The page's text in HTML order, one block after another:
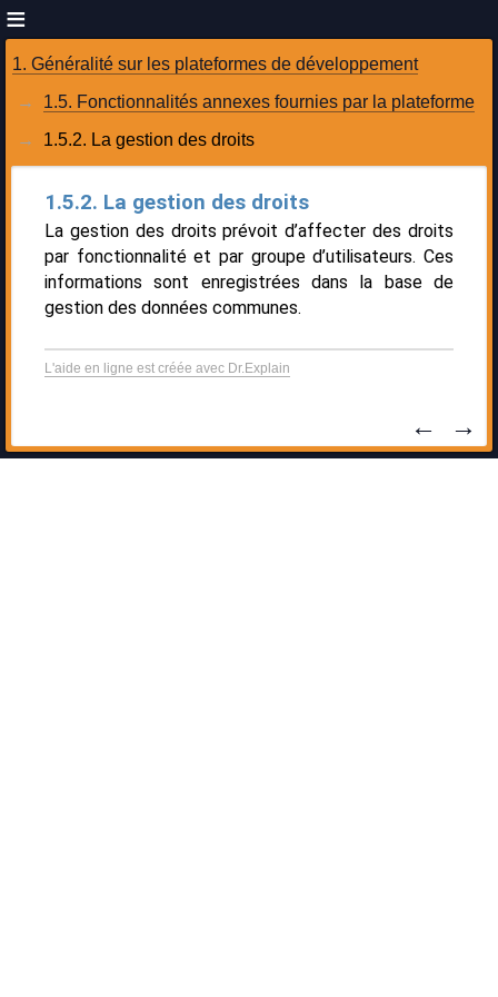
1. Généralité sur les plateformes de développement
1.5. Fonctionnalités annexes fournies par la plateforme
1.5.2. La gestion des droits
1.5.2. La gestion des droits
La gestion des droits prévoit d’affecter des droits
par fonctionnalité et par groupe d’utilisateurs. Ces
informations sont enregistrées dans la base de
gestion des données communes.
L'aide en ligne est créée avec Dr.Explain